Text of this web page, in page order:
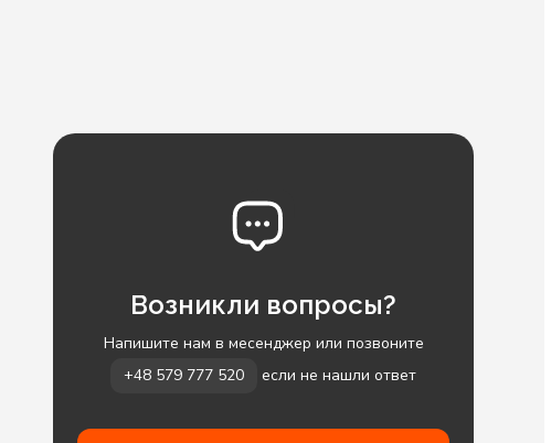
Возникли вопросы?
Напишите нам в месенджер или позвоните
+48 579 777 520
если не нашли ответ